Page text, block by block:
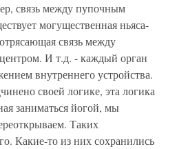
связь между пупочным
могущественная ньяса-
связь между
И т.д. - каждый орган
внутреннего устройства.
своей логике, эта логика
заниматься йогой, мы
Таких
Какие-то из них сохранились